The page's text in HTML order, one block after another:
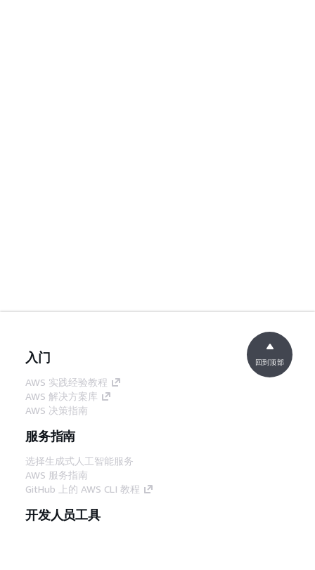
入门
AWS 实践经验教程
AWS 解决方案库
AWS 决策指南
服务指南
选择生成式人工智能服务
AWS 服务指南
GitHub 上的 AWS CLI 教程
开发人员工具
回到顶部